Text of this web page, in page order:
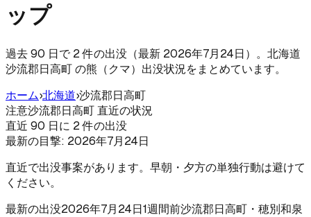
ップ
過去 90 日で 2 件の出没（最新 2026年7月24日）。北海道
沙流郡日高町 の熊（クマ）出没状況をまとめています。
ホーム›北海道›沙流郡日高町
注意沙流郡日高町 直近の状況
直近 90 日に 2 件の出没
最新の目撃: 2026年7月24日
直近で出没事案があります。早朝・夕方の単独行動は避けて
ください。
最新の出没2026年7月24日1週間前沙流郡日高町 ・穂別和泉